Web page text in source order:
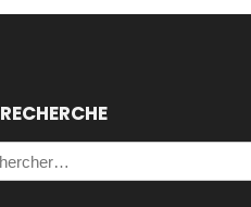
RECHERCHE